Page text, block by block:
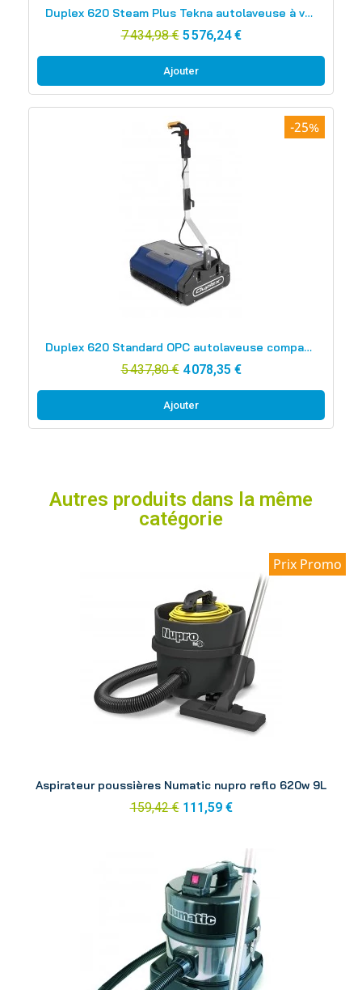
Duplex 620 Steam Plus Tekna autolaveuse à vapeur à rouleaux
7 434,98 € 5 576,24 €
Ajouter
-25%
Duplex 620 Standard OPC autolaveuse compacte à rouleaux
5 437,80 € 4 078,35 €
Ajouter
Autres produits dans la même
catégorie
Prix Promo
Aspirateur poussières Numatic nupro reflo 620w 9L
159,42 € 111,59 €